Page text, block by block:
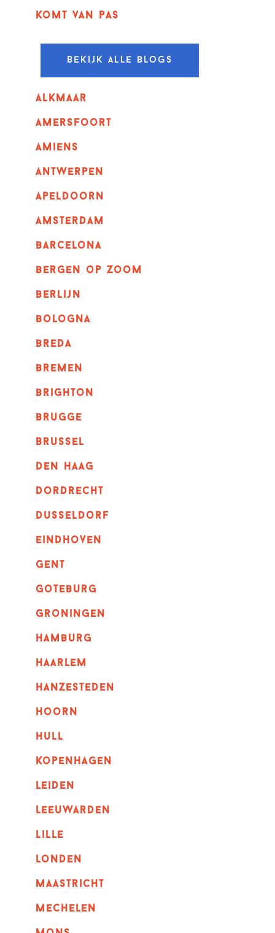
komt van pas
Bekijk alle blogs
alkmaar
amersfoort
amiens
Antwerpen
apeldoorn
Amsterdam
barcelona
bergen op zoom
berlijn
bologna
breda
bremen
brighton
brugge
Brussel
Den haag
dordrecht
dusseldorf
eindhoven
GENT
goteburg
groningen
hamburg
haarlem
hanzesteden
hoorn
hull
kopenhagen
leiden
leeuwarden
lille
londen
maastricht
mechelen